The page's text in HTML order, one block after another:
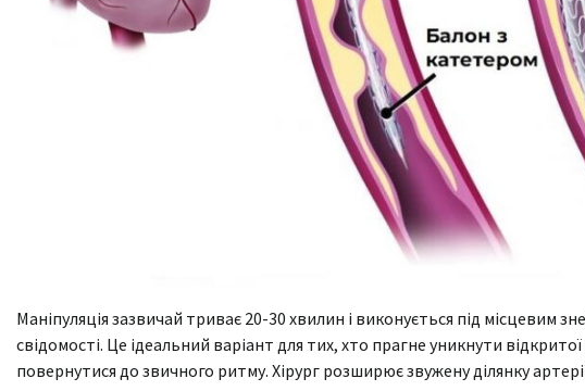
Маніпуляція зазвичай триває 20-30 хвилин і виконується під місцевим
свідомості. Це ідеальний варіант для тих, хто прагне уникнути
повернутися до звичного ритму. Хірург розширює звужену ділянку